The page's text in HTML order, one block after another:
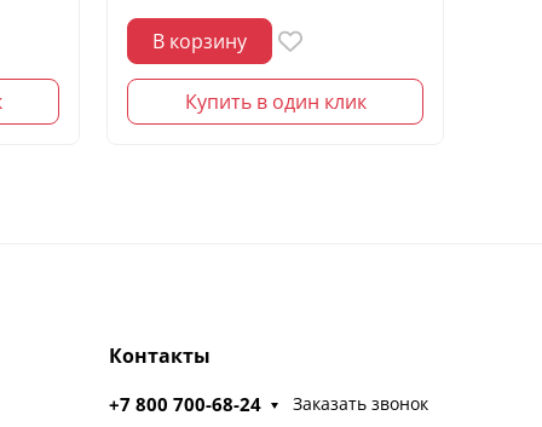
В корзину
Купить в один клик
Контакты
+7 800 700-68-24 Заказать звонок